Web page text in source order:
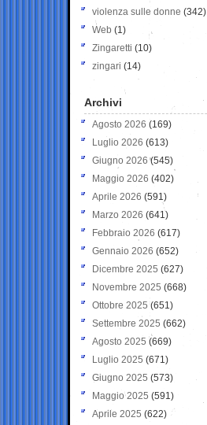
violenza sulle donne (342)
Web (1)
Zingaretti (10)
zingari (14)
Archivi
Agosto 2026 (169)
Luglio 2026 (613)
Giugno 2026 (545)
Maggio 2026 (402)
Aprile 2026 (591)
Marzo 2026 (641)
Febbraio 2026 (617)
Gennaio 2026 (652)
Dicembre 2025 (627)
Novembre 2025 (668)
Ottobre 2025 (651)
Settembre 2025 (662)
Agosto 2025 (669)
Luglio 2025 (671)
Giugno 2025 (573)
Maggio 2025 (591)
Aprile 2025 (622)